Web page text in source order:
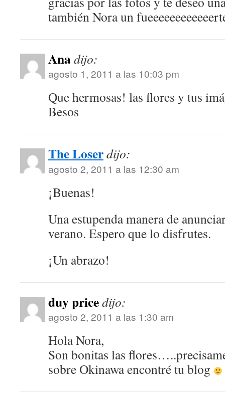
también Nora un
Anadijo:
agosto 1, 2011 a las 10:03 pm
Que hermosas! las flores y tus
Besos
The Loserdijo:
agosto 2, 2011 a las 12:30 am
¡Buenas!
Una estupenda manera de
verano. Espero que lo disfrutes.
¡Un abrazo!
duy pricedijo:
agosto 2, 2011 a las 1:30 am
Hola Nora,
Son bonitas las
sobre Okinawa encontré tu blog